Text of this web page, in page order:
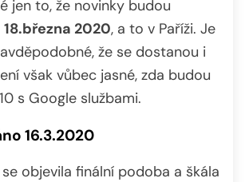
jen to, že novinky budou
18.března 2020, a to v Paříži. Je
že se dostanou i
však vůbec jasné, zda budou
s Google službami.
16.3.2020
objevila finální podoba a škála